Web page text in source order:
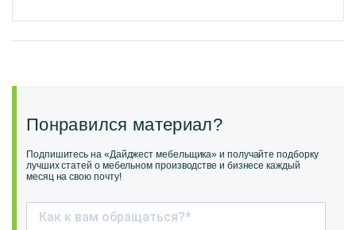
Понравился материал?
Подпишитесь на «Дайджест мебельщика» и получайте подборку
лучших статей о мебельном производстве и бизнесе каждый
месяц на свою почту!